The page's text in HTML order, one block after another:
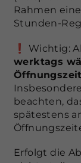
Rahmen
Stunden-
❗ Wichtig:
werktags
beachten,
spätestens
Erfolgt die